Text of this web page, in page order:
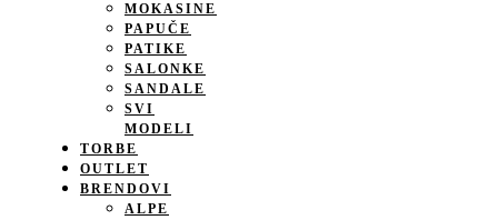
MOKASINE
PAPUČE
PATIKE
SALONKE
SANDALE
SVI
MODELI
TORBE
OUTLET
BRENDOVI
ALPE